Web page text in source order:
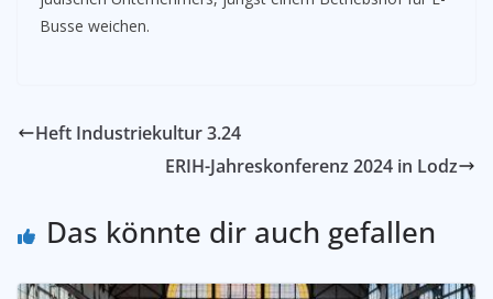
Busse weichen.
Heft Industriekultur 3.24
ERIH-Jahreskonferenz 2024 in Lodz
Das könnte dir auch gefallen